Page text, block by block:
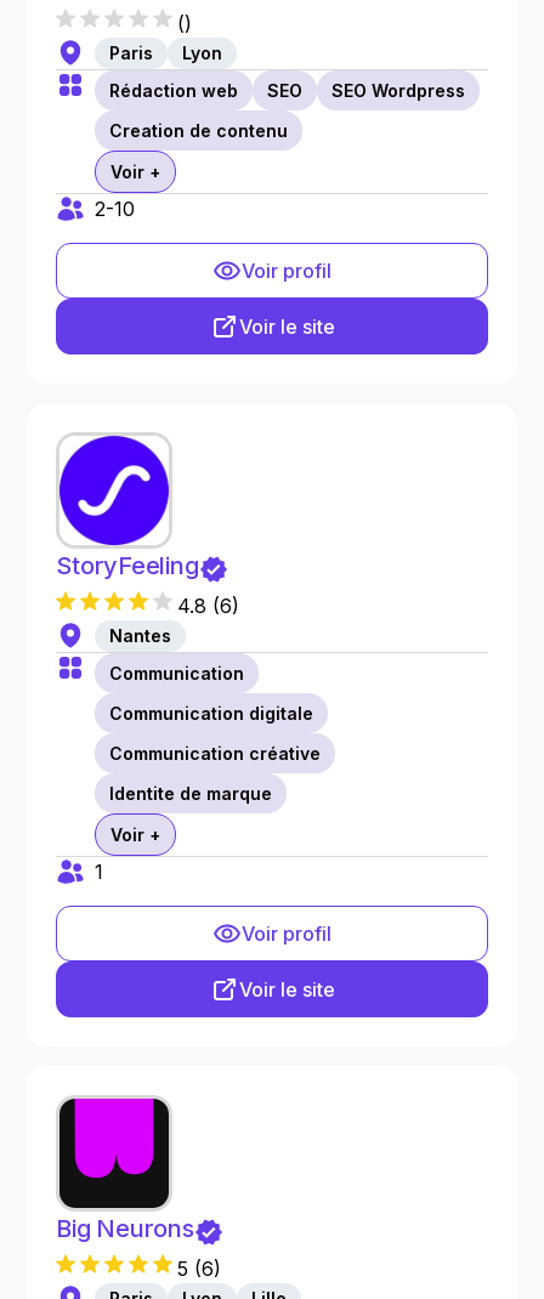
()
Paris
Lyon
Rédaction web
SEO
SEO Wordpress
Creation de contenu
Voir +
2-10
Voir profil
Voir le site
StoryFeeling
4.8 (6)
Nantes
Communication
Communication digitale
Communication créative
Identite de marque
Voir +
1
Voir profil
Voir le site
Big Neurons
5 (6)